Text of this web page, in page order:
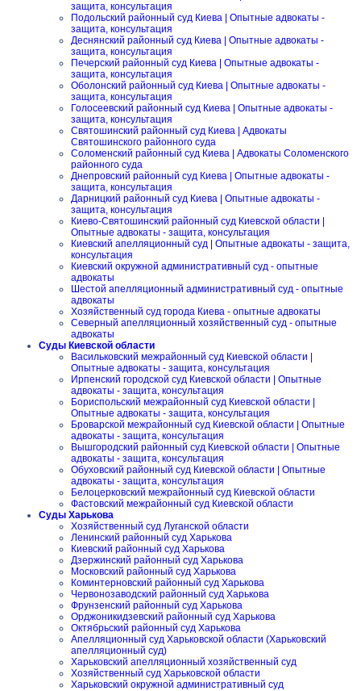
защита, консультация
Подольский районный суд Киева | Опытные адвокаты -
защита, консультация
Деснянский районный суд Киева | Опытные адвокаты -
защита, консультация
Печерский районный суд Киева | Опытные адвокаты -
защита, консультация
Оболонский районный суд Киева | Опытные адвокаты -
защита, консультация
Голосеевский районный суд Киева | Опытные адвокаты -
защита, консультация
Святошинский районный суд Киева | Адвокаты
Святошинского районного суда
Соломенский районный суд Киева | Адвокаты Соломенского
районного суда
Днепровский районный суд Киева | Опытные адвокаты -
защита, консультация
Дарницкий районный суд Киева | Опытные адвокаты -
защита, консультация
Киево-Святошинский районный суд Киевской области |
Опытные адвокаты - защита, консультация
Киевский апелляционный суд | Опытные адвокаты - защита,
консультация
Киевский окружной административный суд - опытные
адвокаты
Шестой апелляционный административный суд - опытные
адвокаты
Хозяйственный суд города Киева - опытные адвокаты
Северный апелляционный хозяйственный суд - опытные
адвокаты
Суды Киевской области
Васильковский межрайонный суд Киевской области |
Опытные адвокаты - защита, консультация
Ирпенский городской суд Киевской области | Опытные
адвокаты - защита, консультация
Бориспольский межрайонный суд Киевской области |
Опытные адвокаты - защита, консультация
Броварской межрайонный суд Киевской области | Опытные
адвокаты - защита, консультация
Вышгородский районный суд Киевской области | Опытные
адвокаты - защита, консультация
Обуховский районный суд Киевской области | Опытные
адвокаты - защита, консультация
Белоцерковский межрайонный суд Киевской области
Фастовский межрайонный суд Киевской области
Суды Харькова
Хозяйственный суд Луганской области
Ленинский районный суд Харькова
Киевский районный суд Харькова
Дзержинский районный суд Харькова
Московский районный суд Харькова
Коминтерновский районный суд Харькова
Червонозаводский районный суд Харькова
Фрунзенский районный суд Харькова
Орджоникидзевский районный суд Харькова
Октябрьский районный суд Харькова
Апелляционный суд Харьковской области (Харьковский
апелляционный суд)
Харьковский апелляционный хозяйственный суд
Хозяйственный суд Харьковской области
Харьковский окружной административный суд